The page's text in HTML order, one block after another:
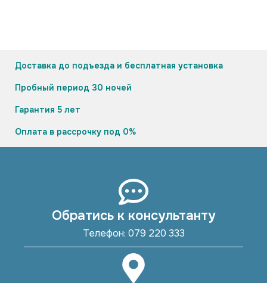
Доставка до подъезда и бесплатная установка
Пробный период 30 ночей
Гарантия 5 лет
Оплата в рассрочку под 0%
Обратись к консультанту
Телефон: 079 220 333